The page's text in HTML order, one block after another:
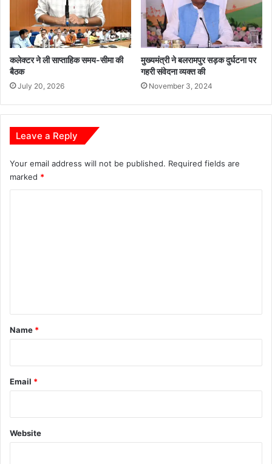
धि
यों
की
आ
त्मी
भें
ट
कलेक्टर ने ली साप्ताहिक समय-सीमा की
बैठक
July 20, 2026
मुख्यमंत्री ने बलरामपुर सड़क दुर्घटना पर
गहरी संवेदना व्यक्त की
November 3, 2024
Leave a Reply
Your email address will not be published. Required fields are
marked *
*
Name *
Email *
Website